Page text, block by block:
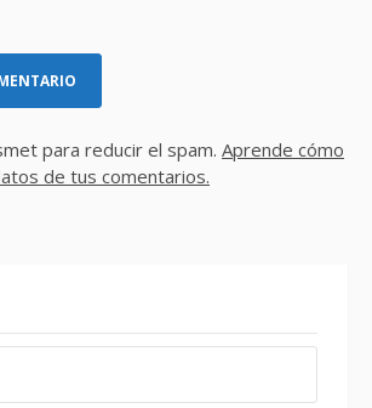
para reducir el spam. Aprende cómo
de tus comentarios.